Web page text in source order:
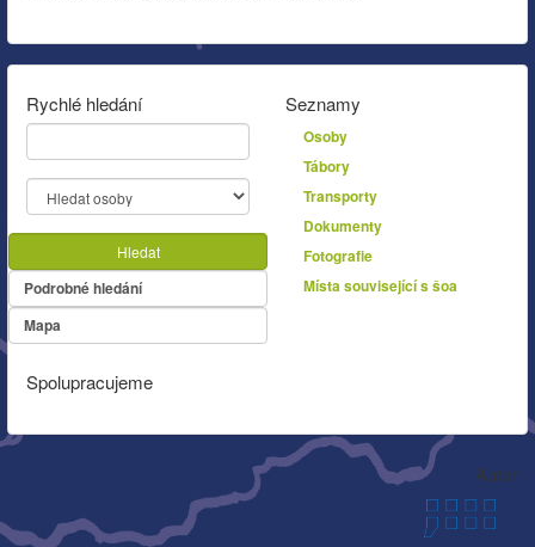
Rychlé hledání
Hledat
Podrobné hledání
Mapa
Seznamy
Osoby
Tábory
Transporty
Dokumenty
Fotografie
Místa související s šoa
Spolupracujeme
Autor